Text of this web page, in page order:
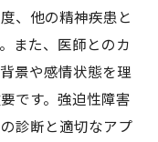
ションの技術
害の基本知識
スとサポートネ
性障害の対策
、他の精神疾患と
また、医師とのカ
景や感情状態を理
です。強迫性障害
診断と適切なアプ